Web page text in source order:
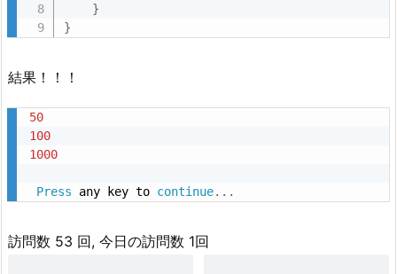
}
}
結果！！！
50
100
1000
Press any key to continue. . .
訪問数 53 回, 今日の訪問数 1回